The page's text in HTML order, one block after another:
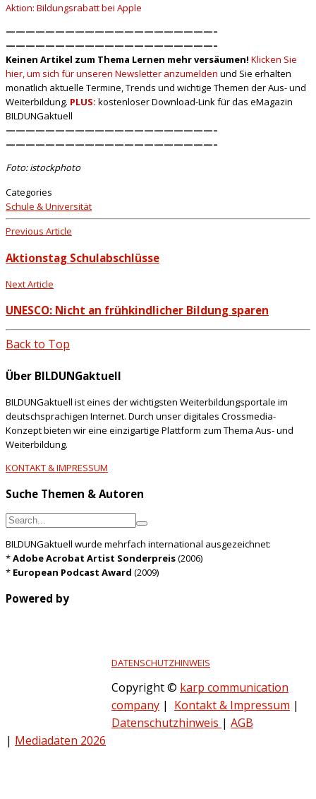
Aktion: Bildungsrabatt bei Apple
—————————————————————–
—————————————————————–
Keinen Artikel zum Thema Lernen mehr versäumen! Klicken Sie
hier, um sich für unseren Newsletter anzumelden und Sie erhalten
monatlich aktuelle Termine, Trends und wichtige Themen der Aus- und
Weiterbildung. PLUS: kostenloser Download-Link für das eMagazin
BILDUNGaktuell
—————————————————————–
—————————————————————–
Foto: istockphoto
Categories
Schule & Universität
Previous Article
Aktionstag Schulabschlüsse
Next Article
UNESCO: Nicht an frühkindlicher Bildung sparen
Back to Top
Über BILDUNGaktuell
BILDUNGaktuell ist eines der wichtigsten Weiterbildungsportale im
deutschsprachigen Internet. Durch unser digitales Crossmedia-
Konzept bieten wir eine einzigartige Plattform zum Thema Aus- und
Weiterbildung.
KONTAKT & IMPRESSUM
Suche Themen & Autoren
BILDUNGaktuell wurde mehrfach international ausgezeichnet:
*Adobe Acrobat Artist Sonderpreis(2006)
* European Podcast Award (2009)
Powered by
DATENSCHUTZHINWEIS
Copyright © karp communication
company | Kontakt & Impressum |
Datenschutzhinweis | AGB
| Mediadaten 2026